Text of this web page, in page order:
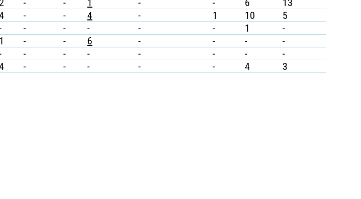
2 - - 1 - - 6
13
- - 4 - 1 10
5
- - - - - 1
-
1 - - 6 - - -
-
- - - - - -
-
- - - - - 4 3